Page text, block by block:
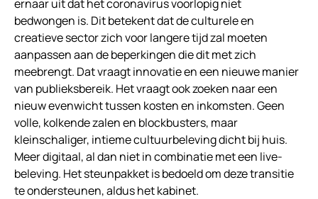
ernaar uit dat het coronavirus voorlopig niet
bedwongen is. Dit betekent dat de culturele en
creatieve sector zich voor langere tijd zal moeten
aanpassen aan de beperkingen die dit met zich
meebrengt. Dat vraagt innovatie en een nieuwe manier
van publieksbereik. Het vraagt ook zoeken naar een
nieuw evenwicht tussen kosten en inkomsten. Geen
volle, kolkende zalen en blockbusters, maar
kleinschaliger, intieme cultuurbeleving dicht bij huis.
Meer digitaal, al dan niet in combinatie met een live-
beleving. Het steunpakket is bedoeld om deze transitie
te ondersteunen, aldus het kabinet.